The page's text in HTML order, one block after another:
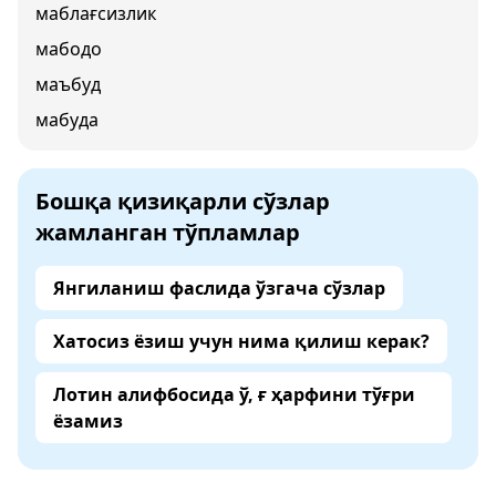
маблағсизлик
мабодо
маъбуд
мабуда
Бошқа қизиқарли сўзлар
жамланган тўпламлар
Янгиланиш фаслида ўзгача сўзлар
Хатосиз ёзиш учун нима қилиш керак?
Лотин алифбосида ў, ғ ҳарфини тўғри
ёзамиз